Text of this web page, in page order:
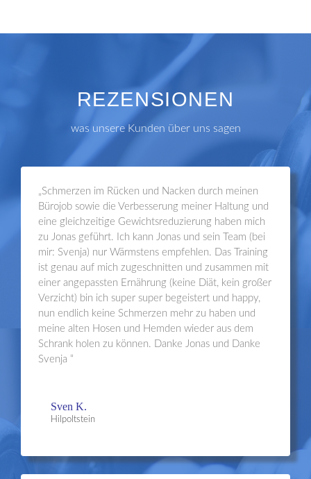
REZENSIONEN
was unsere Kunden über uns sagen
„Schmerzen im Rücken und Nacken durch meinen
Bürojob sowie die Verbesserung meiner Haltung und
eine gleichzeitige Gewichtsreduzierung haben mich
zu Jonas geführt. Ich kann Jonas und sein Team (bei
mir: Svenja) nur Wärmstens empfehlen. Das Training
ist genau auf mich zugeschnitten und zusammen mit
einer angepassten Ernährung (keine Diät, kein großer
Verzicht) bin ich super super begeistert und happy,
nun endlich keine Schmerzen mehr zu haben und
meine alten Hosen und Hemden wieder aus dem
Schrank holen zu können. Danke Jonas und Danke
Svenja “
Sven K.
Hilpoltstein